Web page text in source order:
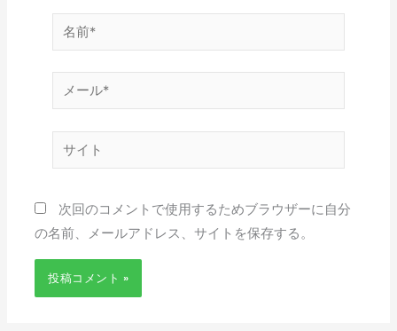
前
*
ー
ル
イ
次回のコメントで使用するためブラウザーに自分
の名前、メールアドレス、サイトを保存する。